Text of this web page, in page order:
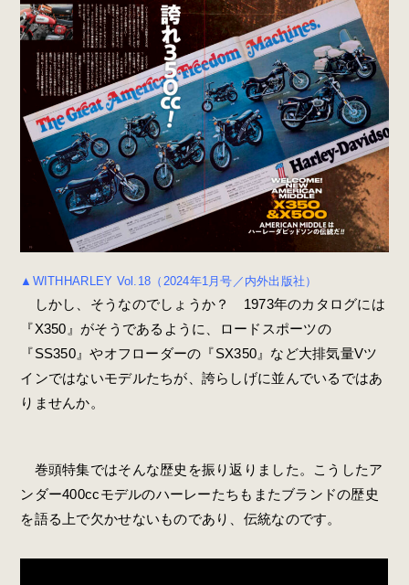
▲WITHHARLEY Vol.18（2024年1月号／内外出版社）
しかし、そうなのでしょうか？ 1973年のカタログには
『X350』がそうであるように、ロードスポーツの
『SS350』やオフローダーの『SX350』など大排気量Vツ
インではないモデルたちが、誇らしげに並んでいるではあ
りませんか。
巻頭特集ではそんな歴史を振り返りました。こうしたア
ンダー400ccモデルのハーレーたちもまたブランドの歴史
を語る上で欠かせないものであり、伝統なのです。